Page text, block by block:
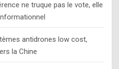
ne truque pas le vote, elle
antidrones low cost,
la Chine